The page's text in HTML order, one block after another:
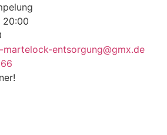
20:00
martelock-entsorgung@gmx.de